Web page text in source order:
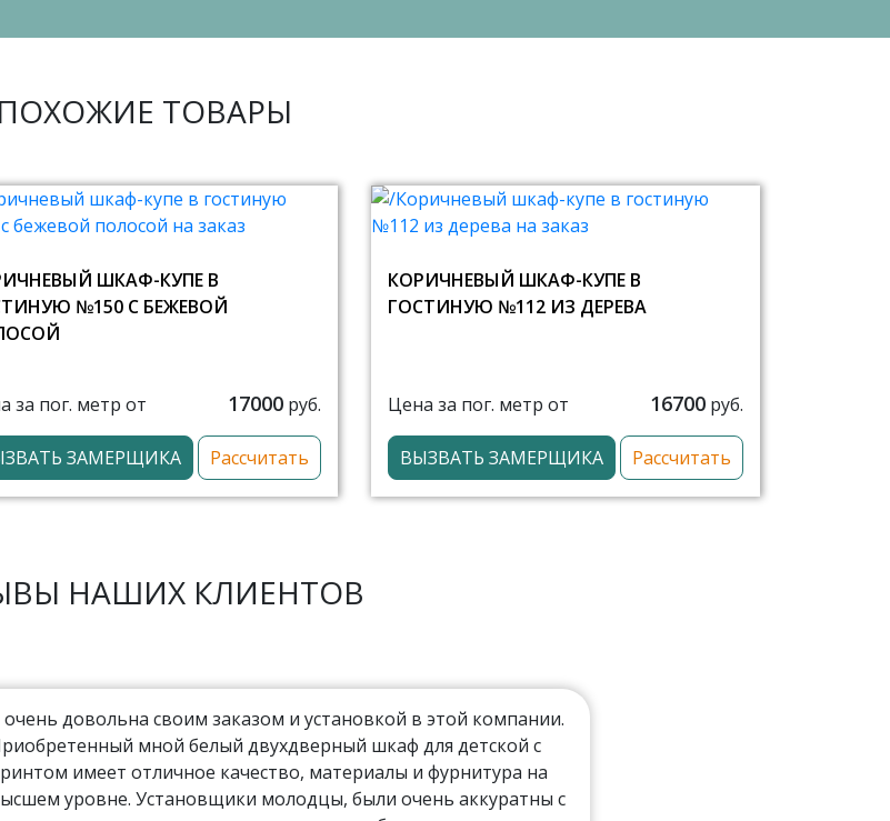
ПОХОЖИЕ ТОВАРЫ
ШКАФ-КУПЕ В
№150 С БЕЖЕВОЙ
за пог. метр от 17000 руб.
ЗАМЕРЩИКА Рассчитать
КОРИЧНЕВЫЙ ШКАФ-КУПЕ В
ГОСТИНУЮ №112 ИЗ ДЕРЕВА
Цена за пог. метр от 16700 руб.
ВЫЗВАТЬ ЗАМЕРЩИКА Рассчитать
НАШИХ КЛИЕНТОВ
очень довольна своим заказом и установкой в этой компании.
мной белый двухдверный шкаф для детской с
имеет отличное качество, материалы и фурнитура на
уровне. Установщики молодцы, были очень аккуратны с